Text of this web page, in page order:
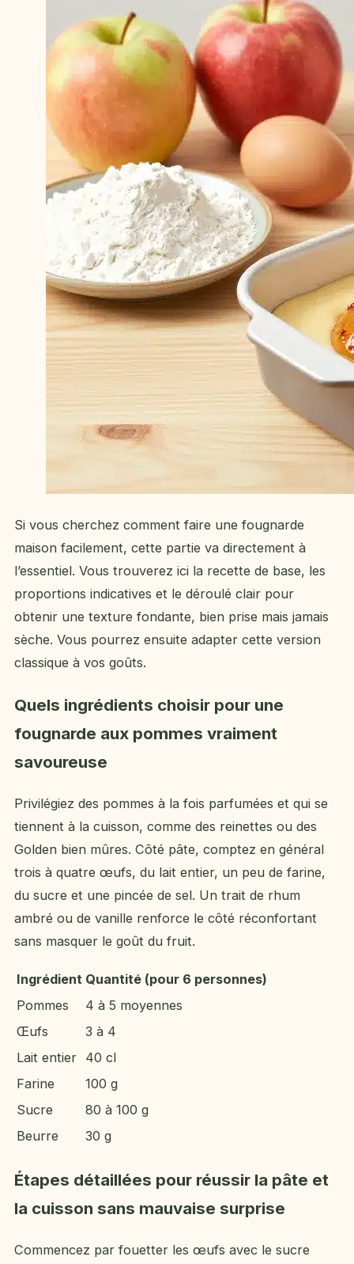
Si vous cherchez comment faire une fougnarde
maison facilement, cette partie va directement à
l’essentiel. Vous trouverez ici la recette de base, les
proportions indicatives et le déroulé clair pour
obtenir une texture fondante, bien prise mais jamais
sèche. Vous pourrez ensuite adapter cette version
classique à vos goûts.
Quels ingrédients choisir pour une
fougnarde aux pommes vraiment
savoureuse
Privilégiez des pommes à la fois parfumées et qui se
tiennent à la cuisson, comme des reinettes ou des
Golden bien mûres. Côté pâte, comptez en général
trois à quatre œufs, du lait entier, un peu de farine,
du sucre et une pincée de sel. Un trait de rhum
ambré ou de vanille renforce le côté réconfortant
sans masquer le goût du fruit.
Ingrédient Quantité (pour 6 personnes)
Pommes
4 à 5 moyennes
Œufs
3 à 4
Lait entier 40 cl
Farine
100 g
Sucre
80 à 100 g
Beurre
30 g
Étapes détaillées pour réussir la pâte et
la cuisson sans mauvaise surprise
Commencez par fouetter les œufs avec le sucre